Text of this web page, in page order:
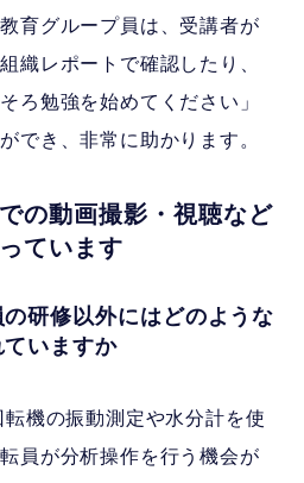
育グループ員は、受講者が
織レポートで確認したり、
ろ勉強を始めてください」
でき、非常に助かります。
の動画撮影・視聴など
ています
研修以外にはどのような
いますか
機の振動測定や水分計を使
員が分析操作を行う機会が